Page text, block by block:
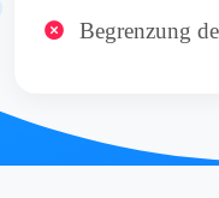
Begrenzung